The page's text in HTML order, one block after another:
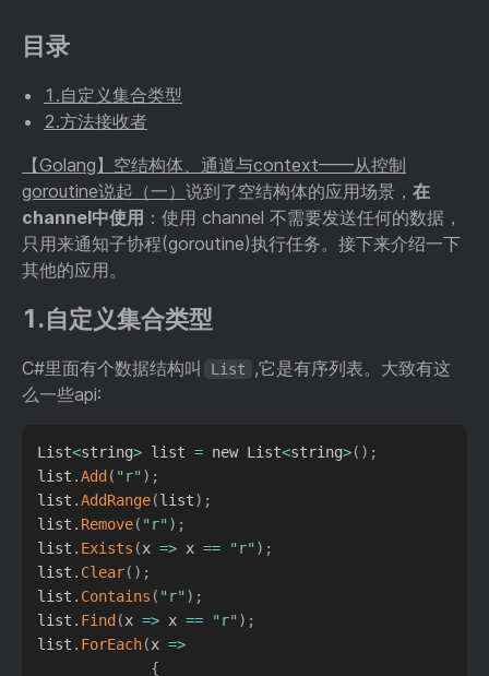
目录
1.自定义集合类型
2.方法接收者
【Golang】空结构体、通道与context——从控制
goroutine说起（一） 说到了空结构体的应用场景， 在
channel中使用 ：使用 channel 不需要发送任何的数据，
只用来通知子协程(goroutine)执行任务。接下来介绍一下
其他的应用。
1.自定义集合类型
C#里面有个数据结构叫 List
,它是有序列表。大致有这
么一些api:
List<string> list = new List<string>( ) ;
list .Add ( "r" ) ;
list .AddRange(list) ;
list . Remove( "r" ) ;
list . Exists (x => x == "r" ) ;
list . Clear( ) ;
list . Contains ( "r" ) ;
list . Find (x => x == "r" ) ;
list . ForEach(x =>
{